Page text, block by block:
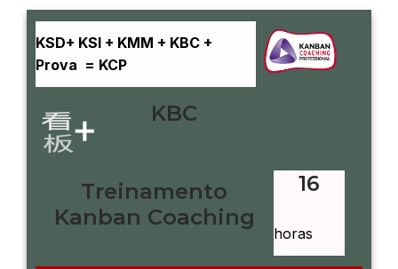
KSD+ KSI + KMM + KBC +
Prova = KCP
KBC
Treinamento
Kanban Coaching
16
horas